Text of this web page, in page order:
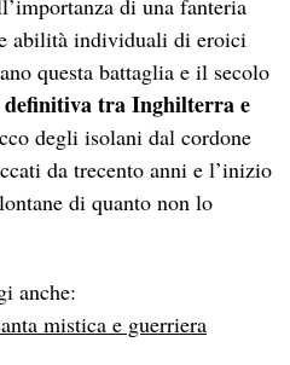
di una fanteria
abilità individuali di eroici
questa battaglia e il secolo
tra Inghilterra e
degli isolani dal cordone
da trecento anni e l’inizio
di quanto non lo
anche:
mistica e guerriera